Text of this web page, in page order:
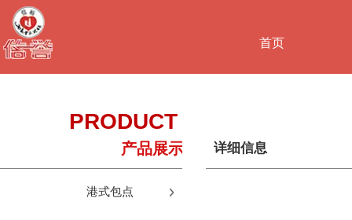
首页
PRODUCT
产品展示
港式包点
详细信息